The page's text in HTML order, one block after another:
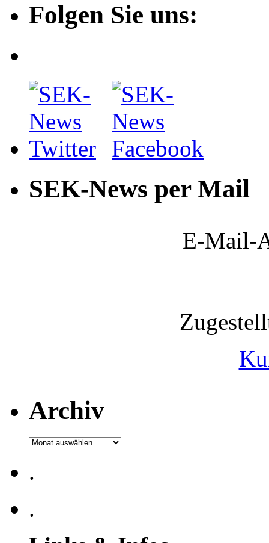
Folgen Sie uns:
SEK-News per Mail
E-Mail-
Archiv
Archiv
.
.